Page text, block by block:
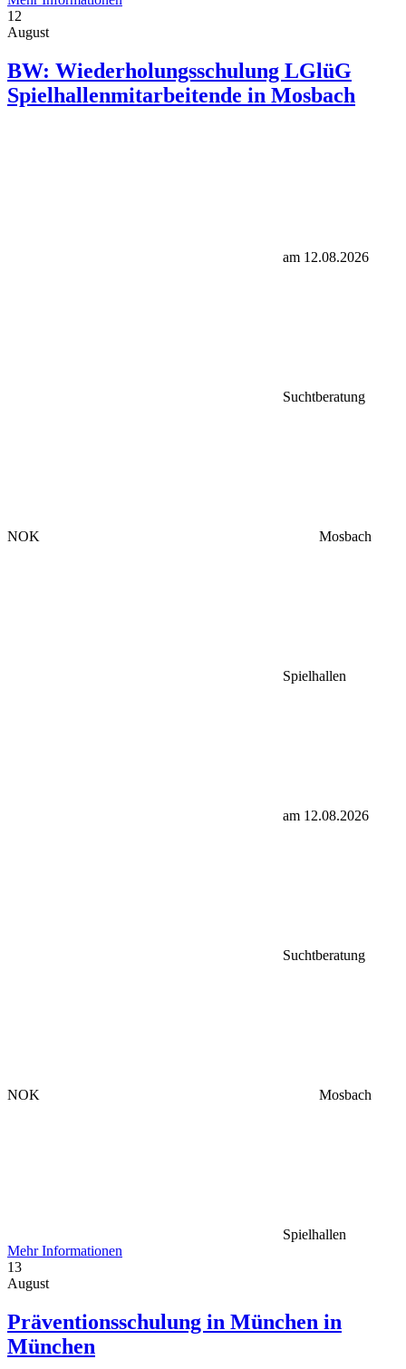
12
August
BW: Wiederholungsschulung LGlüG
Spielhallenmitarbeitende in Mosbach
am 12.08.2026
Suchtberatung
NOK Mosbach
Spielhallen
am 12.08.2026
Suchtberatung
NOK Mosbach
Spielhallen
Mehr Informationen
13
August
Präventionsschulung in München in
München